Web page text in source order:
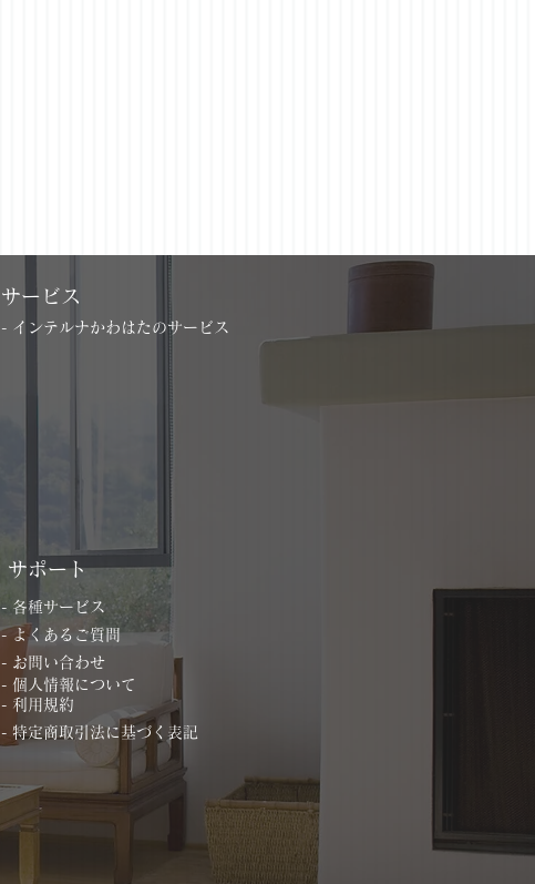
サービス
- インテルナかわはたのサービス
サポート
- 各種サービス
- よくあるご質問
- お問い合わせ
- 個人情報について
- 利用規約
- 特定商取引法に基づく表記